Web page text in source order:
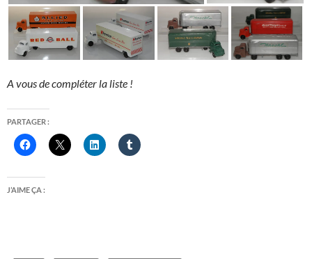
A vous de compléter la liste !
PARTAGER :
J’AIME ÇA :